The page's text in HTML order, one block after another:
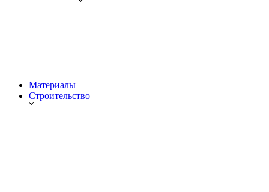
Материалы
Строительство